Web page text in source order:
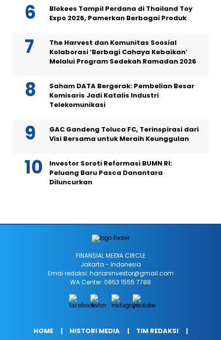
Blokees Tampil Perdana di Thailand Toy
Expo 2026, Pamerkan Berbagai Produk
The Harvest dan Komunitas Soosial
Kolaborasi ‘Berbagi Cahaya Kebaikan’
Melalui Program Sedekah Ramadan 2026
Saham DATA Bergerak: Pembelian Besar
Komisaris Jadi Katalis Industri
Telekomunikasi
GAC Gandeng Toluca FC, Terinspirasi dari
Visi Bersama untuk Meraih Keunggulan
Investor Soroti Reformasi BUMN RI:
Peluang Baru Pasca Danantara
Diluncurkan
FINANSIAL MEÐIA CIRCLE
Jakarta - Indonesia
Emai redaksi: harianinvestor@gmail.com
WA Center: 0853 1555 7788
HOME HISTORI MEDIA
TIM REDAKSI